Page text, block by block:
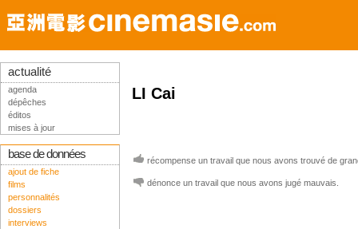
LI Cai
récompense un travail que nous avons trouvé de
dénonce un travail que nous avons jugé mauvais.
actualité
agenda
dépêches
éditos
mises à jour
base de données
ajout de fiche
films
personnalités
dossiers
interviews